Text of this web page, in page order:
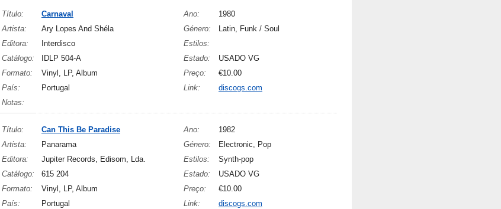
Título: Carnaval Ano:
1980
Artista:
Ary Lopes And Shéla Género:
Latin, Funk / Soul
Editora:
Interdisco
Estilos:
Catálogo:
IDLP 504-A Estado:
USADO VG
Formato:
Vinyl, LP, Album Preço:
€10.00
País:
Portugal Link:
discogs.com
Notas:
Título: Can This Be Paradise Ano:
1982
Artista:
Panarama Género:
Electronic, Pop
Editora:
Jupiter Records, Edisom, Lda. Estilos:
Synth-pop
Catálogo:
615 204 Estado:
USADO VG
Formato:
Vinyl, LP, Album Preço:
€10.00
País:
Portugal Link:
discogs.com